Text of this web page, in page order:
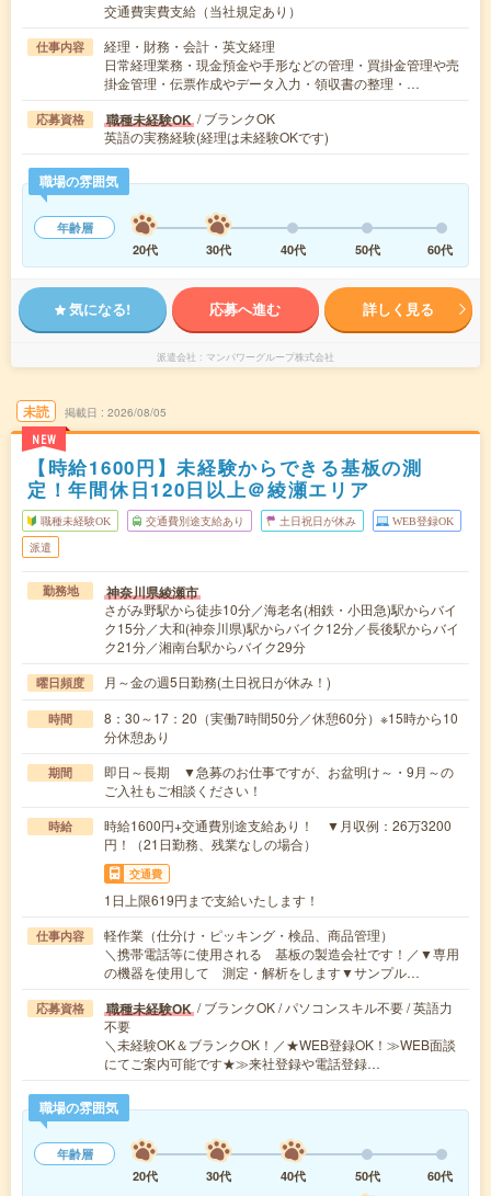
交通費実費支給（当社規定あり）
仕事内容
経理・財務・会計・英文経理
日常経理業務・現金預金や手形などの管理・買掛金管理や売
掛金管理・伝票作成やデータ入力・領収書の整理・…
応募資格 職種未経験OK / ブランクOK
英語の実務経験(経理は未経験OKです)
職場の雰囲気
年齢層
20代
30代 40代 50代 60代
気になる! 応募へ進む 詳しく見る
派遣会社 マンパワーグループ株式会社
未読
NEW
掲載日 2026/08/05
【時給1600円】未経験からできる基板の測
定！年間休日120日以上＠綾瀬エリア
職種未経験OK 交通費別途支給あり 土日祝日が休み WEB登録OK
派遣
勤務地 神奈川県綾瀬市
さがみ野駅から徒歩10分／海老名(相鉄・小田急)駅からバイ
ク15分／大和(神奈川県)駅からバイク12分／長後駅からバイ
ク21分／湘南台駅からバイク29分
曜日頻度 月～金の週5日勤務(土日祝日が休み！)
時間
8：30～17：20（実働7時間50分／休憩60分）※15時から10
分休憩あり
期間
即日～長期 ▼急募のお仕事ですが、お盆明け～・9月～の
ご入社もご相談ください！
時給
時給1600円+交通費別途支給あり！ ▼月収例：26万3200
円！（21日勤務、残業なしの場合）
交通費
1日上限619円まで支給いたします！
仕事内容
軽作業（仕分け・ピッキング・検品、商品管理）
＼携帯電話等に使用される 基板の製造会社です！／▼専用
の機器を使用して 測定・解析をします▼サンプル…
応募資格 職種未経験OK / ブランクOK / パソコンスキル不要 / 英語力
不要
＼未経験OK＆ブランクOK！／★WEB登録OK！≫WEB面談
にてご案内可能です★≫来社登録や電話登録…
職場の雰囲気
年齢層
20代
30代 40代 50代
60代